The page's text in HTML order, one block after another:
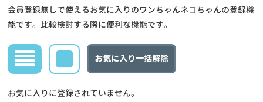
会員登録無しで使えるお気に入りのワンちゃんネコちゃんの登録機
能です。比較検討する際に便利な機能です。
お気に入り一括解除
お気に入りに登録されていません。